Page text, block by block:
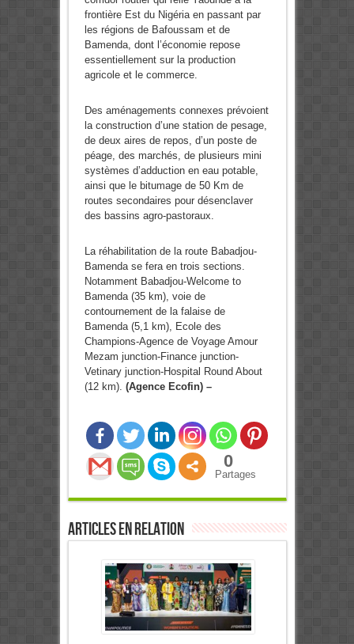
frontière Est du Nigéria en passant par
les régions de Bafoussam et de
Bamenda, dont l’économie repose
essentiellement sur la production
agricole et le commerce.
Des aménagements connexes prévoient
la construction d’une station de pesage,
de deux aires de repos, d’un poste de
péage, des marchés, de plusieurs mini
systèmes d’adduction en eau potable,
ainsi que le bitumage de 50 Km de
routes secondaires pour désenclaver
des bassins agro-pastoraux.
La réhabilitation de la route Babadjou-
Bamenda se fera en trois sections.
Notamment Babadjou-Welcome to
Bamenda (35 km), voie de
contournement de la falaise de
Bamenda (5,1 km), Ecole des
Champions-Agence de Voyage Amour
Mezam junction-Finance junction-
Vetinary junction-Hospital Round About
(12 km). (Agence Ecofin) –
0
Partages
Articles en relation